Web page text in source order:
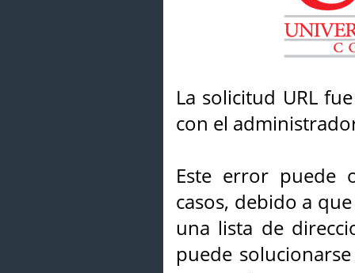
La solicitud URL
con el
Este error puede
casos, debido a
una lista de
puede